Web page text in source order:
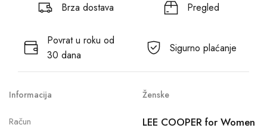
Brza dostava Pregled
Povrat u roku od
30 dana
Sigurno plaćanje
Informacija
Račun
Ženske
LEE COOPER for Women